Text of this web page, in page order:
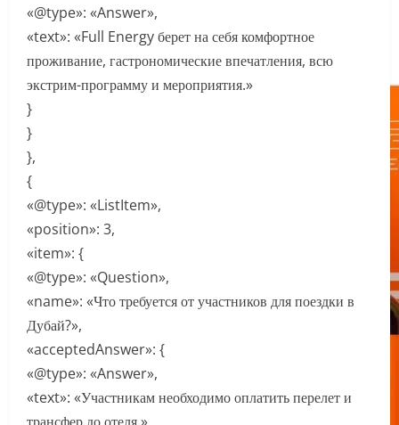
«@type»: «Answer»,
«text»: «Full Energy берет на себя комфортное
проживание, гастрономические впечатления, всю
экстрим-программу и мероприятия.»
}
}
},
{
«@type»: «ListItem»,
«position»: 3,
«item»: {
«@type»: «Question»,
«name»: «Что требуется от участников для поездки в
Дубай?»,
«acceptedAnswer»: {
«@type»: «Answer»,
«text»: «Участникам необходимо оплатить перелет и